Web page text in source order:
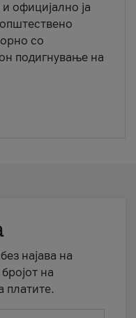
официјално ја
со
подигнување на
најава на
на
платите.